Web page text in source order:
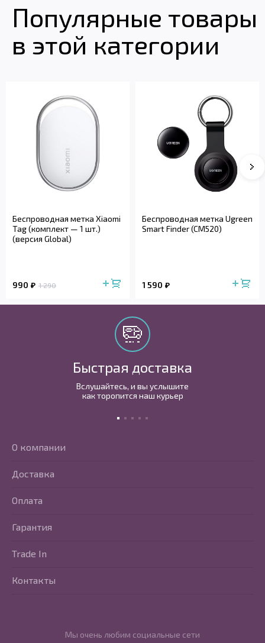
Популярные товары
в этой категории
Беспроводная метка Xiaomi
Tag (комплект — 1 шт.)
(версия Global)
990 1 290
Беспроводная метка Ugreen
Smart Finder (CM520)
1 590
Быстрая доставка
Вслушайтесь, и вы услышите
как торопится наш курьер
Мы очень любим социальные сети
О компании
Доставка
Оплата
Гарантия
Trade In
Контакты